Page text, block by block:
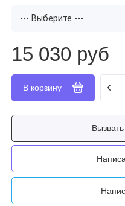
--- Выберите ---
15 030 руб